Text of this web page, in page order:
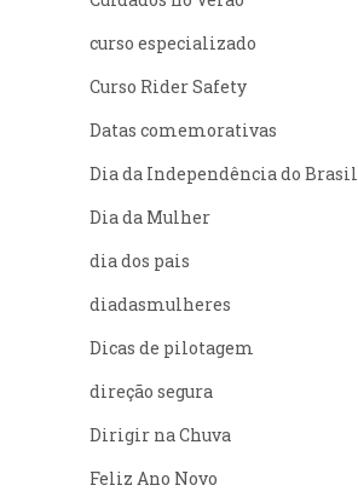
curso especializado
Curso Rider Safety
Datas comemorativas
Dia da Independência do Brasil
Dia da Mulher
dia dos pais
diadasmulheres
Dicas de pilotagem
direção segura
Dirigir na Chuva
Feliz Ano Novo
(48) 9999-1328